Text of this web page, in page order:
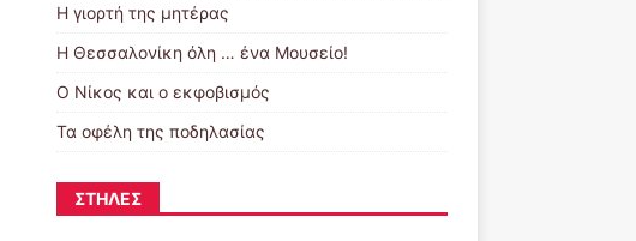
Η γιορτή της μητέρας
Η Θεσσαλονίκη όλη … ένα Μουσείο!
Ο Νίκος και ο εκφοβισμός
Τα οφέλη της ποδηλασίας
ΣΤΉΛΕΣ